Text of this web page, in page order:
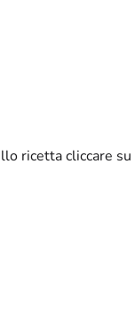
ricetta cliccare su